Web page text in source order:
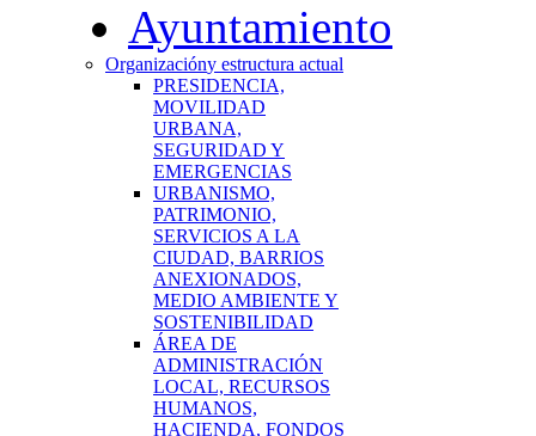
Ayuntamiento
Organizacióny estructura actual
PRESIDENCIA,
MOVILIDAD
URBANA,
SEGURIDAD Y
EMERGENCIAS
URBANISMO,
PATRIMONIO,
SERVICIOS A LA
CIUDAD, BARRIOS
ANEXIONADOS,
MEDIO AMBIENTE Y
SOSTENIBILIDAD
ÁREA DE
ADMINISTRACIÓN
LOCAL, RECURSOS
HUMANOS,
HACIENDA, FONDOS